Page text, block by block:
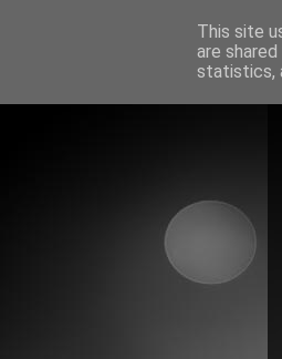
This site
are
statistics,